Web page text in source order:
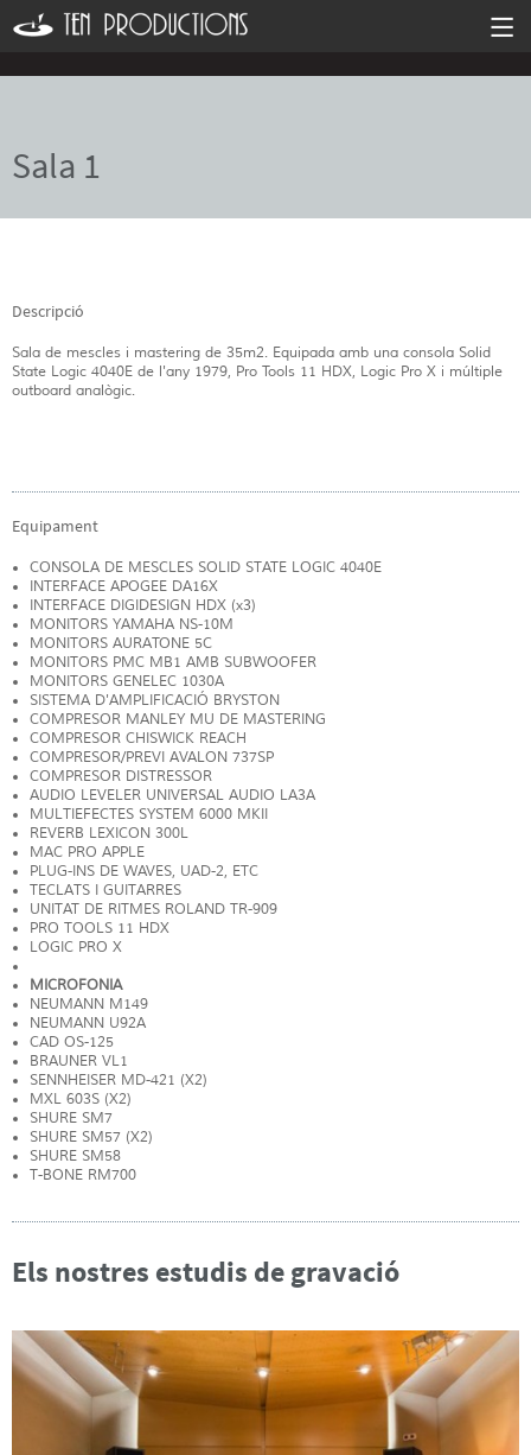
Sala 1
Descripció
Sala de mescles i mastering de 35m2. Equipada amb una consola Solid
State Logic 4040E de l'any 1979, Pro Tools 11 HDX, Logic Pro X i múltiple
outboard analògic.
Equipament
CONSOLA DE MESCLES SOLID STATE LOGIC 4040E
INTERFACE APOGEE DA16X
INTERFACE DIGIDESIGN HDX (x3)
MONITORS YAMAHA NS-10M
MONITORS AURATONE 5C
MONITORS PMC MB1 AMB SUBWOOFER
MONITORS GENELEC 1030A
SISTEMA D'AMPLIFICACIÓ BRYSTON
COMPRESOR MANLEY MU DE MASTERING
COMPRESOR CHISWICK REACH
COMPRESOR/PREVI AVALON 737SP
COMPRESOR DISTRESSOR
AUDIO LEVELER UNIVERSAL AUDIO LA3A
MULTIEFECTES SYSTEM 6000 MKII
REVERB LEXICON 300L
MAC PRO APPLE
PLUG-INS DE WAVES, UAD-2, ETC
TECLATS I GUITARRES
UNITAT DE RITMES ROLAND TR-909
PRO TOOLS 11 HDX
LOGIC PRO X
MICROFONIA
NEUMANN M149
NEUMANN U92A
CAD OS-125
BRAUNER VL1
SENNHEISER MD-421 (X2)
MXL 603S (X2)
SHURE SM7
SHURE SM57 (X2)
SHURE SM58
T-BONE RM700
Els nostres estudis de gravació